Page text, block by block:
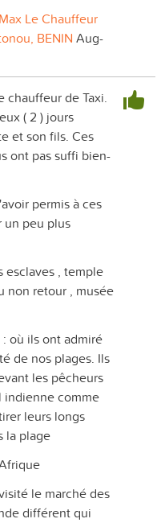
Max Le Chauffeur
BENIN Aug-
chauffeur de Taxi.
( 2 ) jours
et son fils. Ces
ont pas suffi bien-
permis à ces
un peu plus
esclaves , temple
non retour , musée
où ils ont admiré
de nos plages. Ils
les pêcheurs
comme
leurs longs
la plage
le marché des
différent qui